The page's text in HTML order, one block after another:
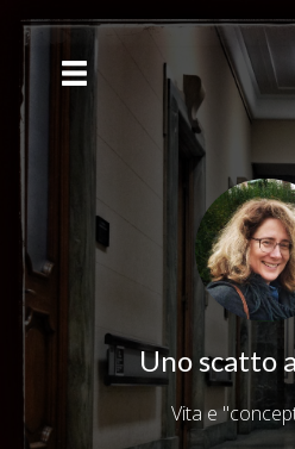
Uno scatto
Vita e